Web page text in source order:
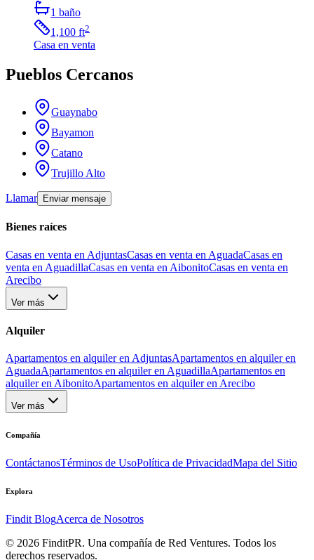
1 baño
1,100 ft2
Casa en venta
Pueblos Cercanos
Guaynabo
Bayamon
Catano
Trujillo Alto
Llamar Enviar mensaje
Bienes raíces
Casas en venta en AdjuntasCasas en venta en AguadaCasas en
venta en AguadillaCasas en venta en AibonitoCasas en venta en
Arecibo
Ver más
Alquiler
Apartamentos en alquiler en AdjuntasApartamentos en alquiler en
AguadaApartamentos en alquiler en AguadillaApartamentos en
alquiler en AibonitoApartamentos en alquiler en Arecibo
Ver más
Compañía
ContáctanosTérminos de UsoPolítica de PrivacidadMapa del Sitio
Explora
Findit BlogAcerca de Nosotros
© 2026 FinditPR. Una compañía de Red Ventures. Todos los
derechos reservados.